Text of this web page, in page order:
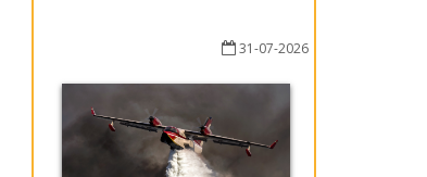
31-07-2026